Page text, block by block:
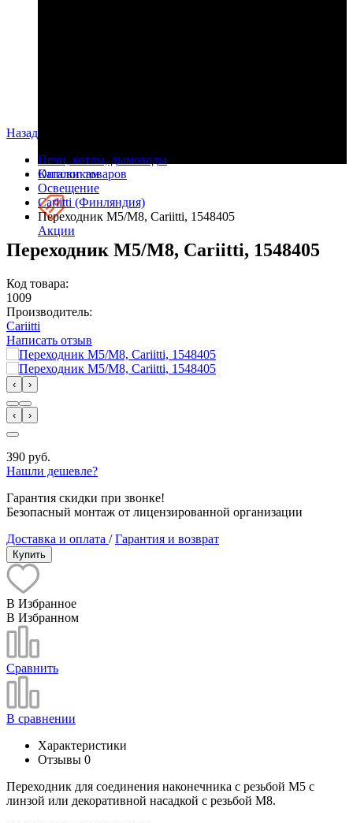
Оптовикам
Акции
Назад
Печи, котлы, дымоходы
Каталог товаров
Освещение
Cariitti (Финляндия)
Переходник M5/M8, Cariitti, 1548405
Переходник M5/M8, Cariitti, 1548405
Код товара:
1009
Производитель:
Cariitti
Написать отзыв
‹ ›
‹ ›
390 руб.
Нашли дешевле?
Гарантия скидки при звонке!
Безопасный монтаж от лицензированной организации
Доставка и оплата /Гарантия и возврат
Купить
В Избранное
В Избранном
Сравнить
В сравнении
Характеристики
Отзывы 0
Переходник для соединения наконечника с резьбой M5 с
линзой или декоративной насадкой с резьбой M8.